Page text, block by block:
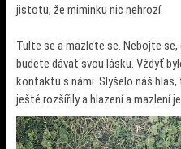
jistotu, že miminku nic nehrozí.
Tulte se a mazlete se. Nebojte
budete dávat svou lásku. Vždyť
kontaktu s námi. Slyšelo náš
ještě rozšířily a hlazení a mazlení